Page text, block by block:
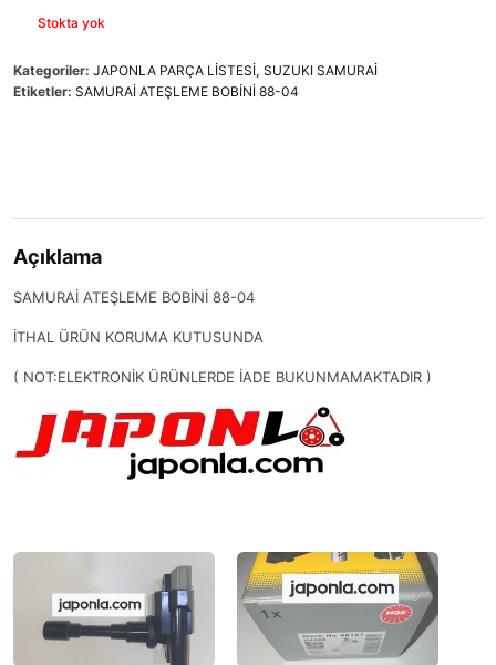
Stokta yok
Kategoriler: JAPONLA PARÇA LİSTESİ, SUZUKI SAMURAİ
Etiketler: SAMURAİ ATEŞLEME BOBİNİ 88-04
Açıklama
SAMURAİ ATEŞLEME BOBİNİ 88-04
İTHAL ÜRÜN KORUMA KUTUSUNDA
( NOT:ELEKTRONİK ÜRÜNLERDE İADE BUKUNMAMAKTADIR )